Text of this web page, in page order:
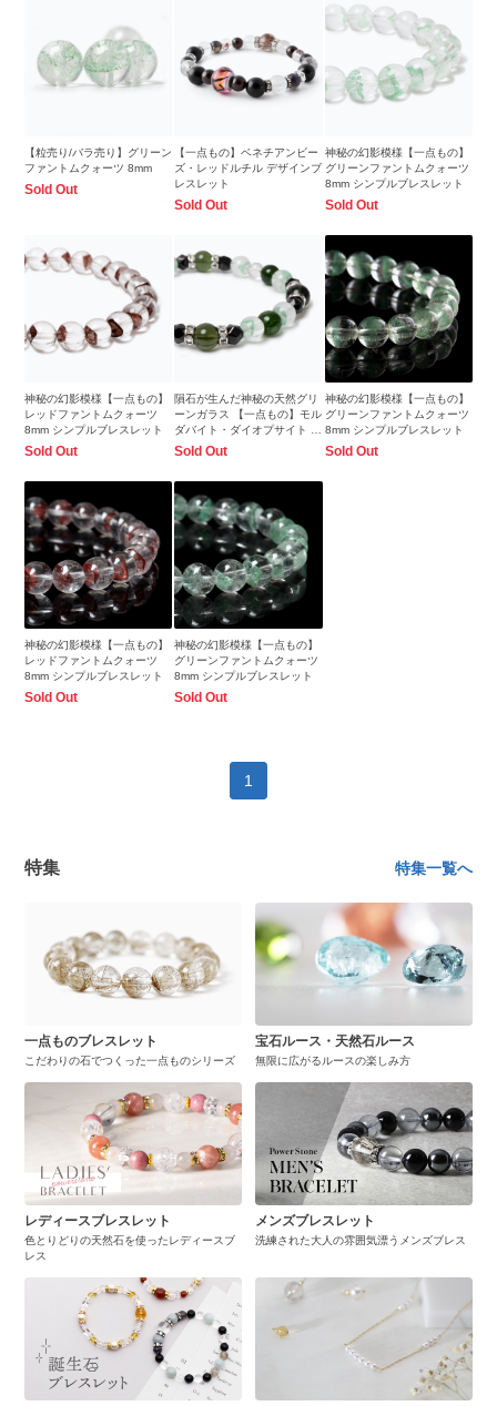
【粒売り/バラ売り】グリーン
ファントムクォーツ 8mm
Sold Out
【一点もの】ベネチアンビー
ズ・レッドルチル デザインブ
レスレット
Sold Out
神秘の幻影模様【一点もの】
グリーンファントムクォーツ
8mm シンプルブレスレット
Sold Out
神秘の幻影模様【一点もの】
レッドファントムクォーツ
8mm シンプルブレスレット
Sold Out
隕石が生んだ神秘の天然グリ
ーンガラス 【一点もの】モル
ダバイト・ダイオプサイト ブ
レスレット
Sold Out
神秘の幻影模様【一点もの】
グリーンファントムクォーツ
8mm シンプルブレスレット
Sold Out
神秘の幻影模様【一点もの】
レッドファントムクォーツ
8mm シンプルブレスレット
Sold Out
神秘の幻影模様【一点もの】
グリーンファントムクォーツ
8mm シンプルブレスレット
Sold Out
1
特集 特集一覧へ
一点ものブレスレット
こだわりの石でつくった一点ものシリーズ
宝石ルース・天然石ルース
無限に広がるルースの楽しみ方
レディースブレスレット
色とりどりの天然石を使ったレディースブ
レス
メンズブレスレット
洗練された大人の雰囲気漂うメンズブレス